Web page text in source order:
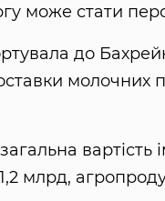
може стати
до
молочних
вартість
млрд,